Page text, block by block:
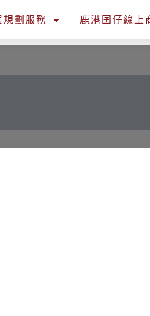
劃服務 鹿港囝仔線上